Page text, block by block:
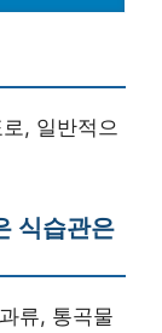
, 일반적으
식습관은
류, 통곡물